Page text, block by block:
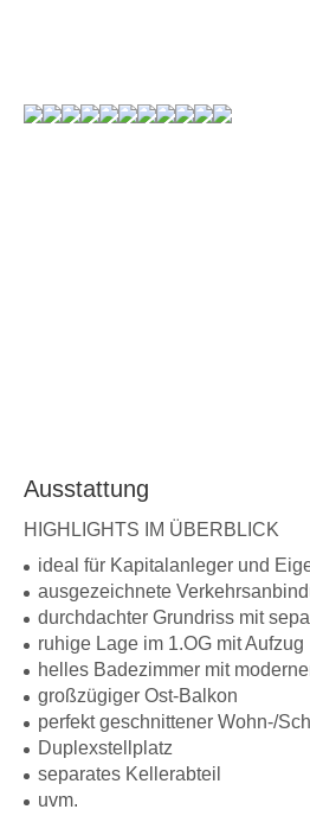
Ausstattung
HIGHLIGHTS IM ÜBERBLICK
ideal für Kapitalanleger und
ausgezeichnete
durchdachter Grundriss mit
ruhige Lage im 1.OG mit Aufzug
helles Badezimmer mit
großzügiger Ost-Balkon
perfekt geschnittener Wohn-/
Duplexstellplatz
separates Kellerabteil
uvm.